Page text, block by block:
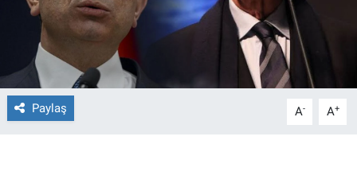
Paylaş A- A+
Gerçeğin İzinde
Gün Başlıyor
Gün Bitiyor